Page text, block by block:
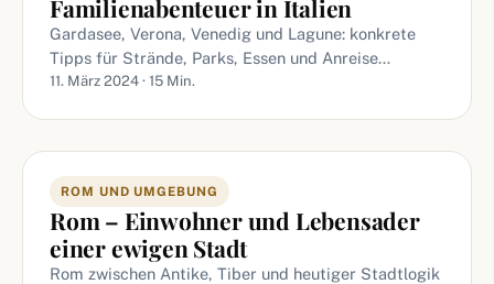
Familienabenteuer in Italien
Gardasee, Verona, Venedig und Lagune: konkrete
Tipps für Strände, Parks, Essen und Anreise…
11. März 2024 · 15 Min.
ROM UND UMGEBUNG
Rom – Einwohner und Lebensader
einer ewigen Stadt
Rom zwischen Antike, Tiber und heutiger Stadtlogik